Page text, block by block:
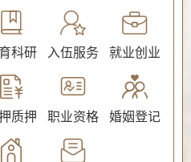
科研 入伍服务 就业创业
质押 职业资格 婚姻登记